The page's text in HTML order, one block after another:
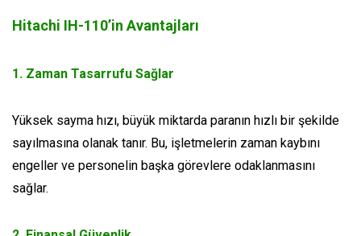
Hitachi IH-110’in Avantajları
1. Zaman Tasarrufu Sağlar
Yüksek sayma hızı, büyük miktarda paranın hızlı bir şekilde
sayılmasına olanak tanır. Bu, işletmelerin zaman kaybını
engeller ve personelin başka görevlere odaklanmasını
sağlar.